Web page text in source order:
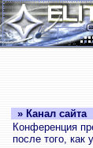
» Канал сайта
Конференция
после того, как